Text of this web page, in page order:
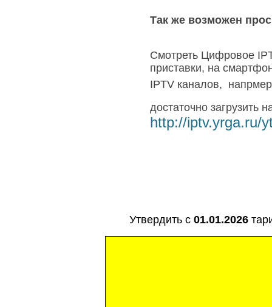
Так же возможен
Смотреть Цифровое
приставки, на
IPTV каналов,
достаточно загрузить
http://iptv.yrga.ru/
Утвердить с01.01.2026